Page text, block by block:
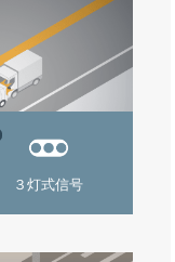
３灯式信号